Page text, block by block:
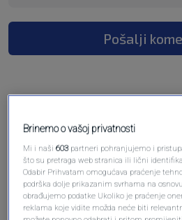
Pošalji
Oglas
Brinemo o vašoj privatnosti
Mi i naši603 partneri pohranjujemo i
što su pretraga web stranica ili lični
Odabir Prihvatam omogućava praćenje
podrška dolje prikazanim svrhama na
obrađujemo podatke Ukoliko je praćenje
reklama koje vidite možda neće biti